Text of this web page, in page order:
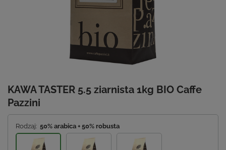
KAWA TASTER 5.5 ziarnista 1kg BIO Caffe
Pazzini
Rodzaj: 50% arabica + 50% robusta